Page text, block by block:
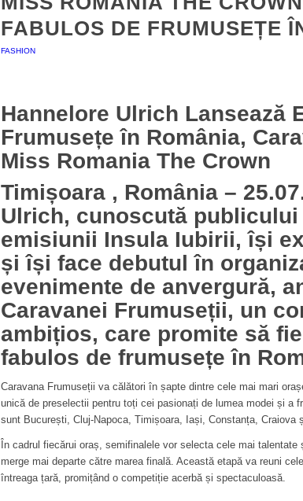
FABULOS DE FRUMUSEȚE
FASHION
Hannelore Ulrich Lansează
Frumusețe în România,
Miss Romania The Crown
Timișoara , România –
Ulrich, cunoscută
emisiunii Insula Iubirii, își
și își face debutul în
evenimente de anvergură,
Caravanei Frumuseții, un
ambițios, care promite să
fabulos de frumusețe în
Caravana Frumuseții va călători în șapte dintre cele mai mari
unică de preselectii pentru toți cei pasionați de lumea modei și a
sunt București, Cluj-Napoca, Timișoara, Iași, Constanța, Craiova
În cadrul fiecărui oraș, semifinalele vor selecta cele mai
merge mai departe către marea finală. Această etapă va reuni
întreaga țară, promițând o competiție acerbă și spectaculoasă.